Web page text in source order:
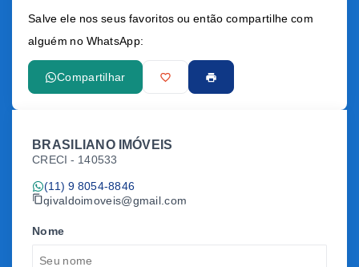
Salve ele nos seus favoritos ou então compartilhe com
alguém no WhatsApp:
Compartilhar
BRASILIANO IMÓVEIS
CRECI - 140533
(11) 9 8054-8846
givaldoimoveis@gmail.com
Nome